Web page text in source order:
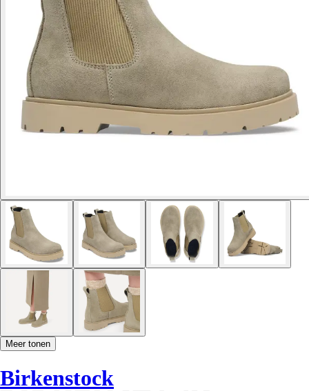
Meer tonen
Birkenstock